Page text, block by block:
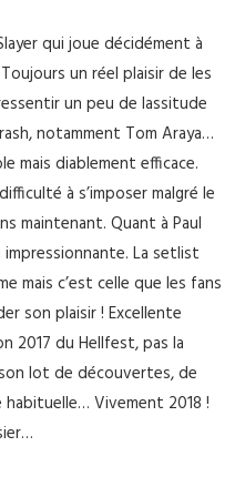
qui joue décidément à
un réel plaisir de les
un peu de lassitude
notamment Tom Araya…
mais diablement efficace.
à s’imposer malgré le
maintenant. Quant à Paul
La setlist
mais c’est celle que les fans
son plaisir ! Excellente
2017 du Hellfest, pas la
lot de découvertes, de
Vivement 2018 !